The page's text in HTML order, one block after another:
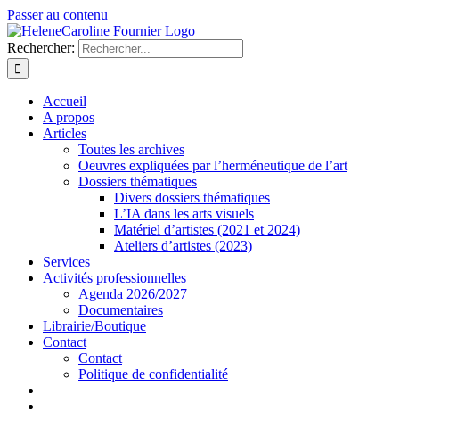
Passer au contenu
Rechercher:
Accueil
A propos
Articles
Toutes les archives
Oeuvres expliquées par l’herméneutique de l’art
Dossiers thématiques
Divers dossiers thématiques
L’IA dans les arts visuels
Matériel d’artistes (2021 et 2024)
Ateliers d’artistes (2023)
Services
Activités professionnelles
Agenda 2026/2027
Documentaires
Librairie/Boutique
Contact
Contact
Politique de confidentialité